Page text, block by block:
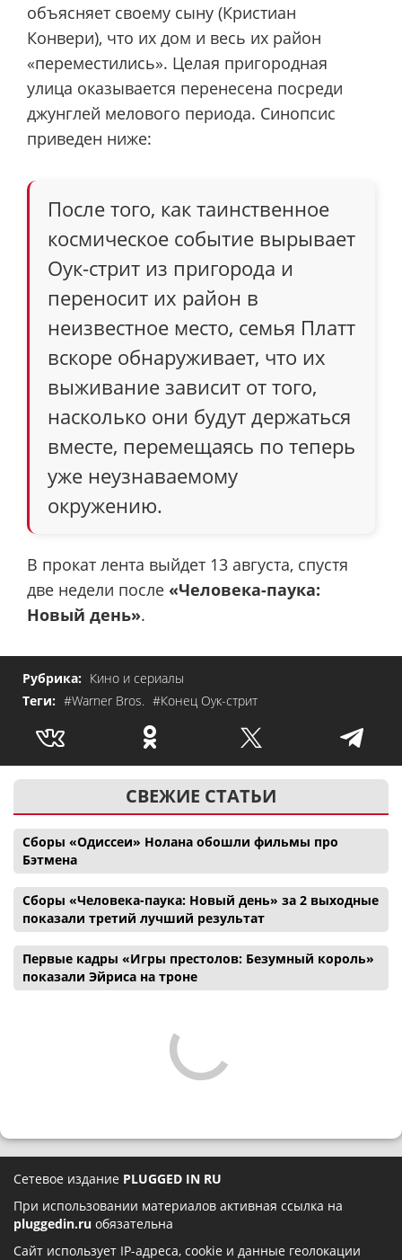
объясняет своему сыну (Кристиан
Конвери), что их дом и весь их район
«переместились». Целая пригородная
улица оказывается перенесена посреди
джунглей мелового периода. Синопсис
приведен ниже:
После того, как таинственное
космическое событие вырывает
Оук-стрит из пригорода и
переносит их район в
неизвестное место, семья Платт
вскоре обнаруживает, что их
выживание зависит от того,
насколько они будут держаться
вместе, перемещаясь по теперь
уже неузнаваемому
окружению.
В прокат лента выйдет 13 августа, спустя
две недели после «Человека-паука:
Новый день».
Рубрика: Кино и сериалы
Теги: #Warner Bros. #Конец Оук-стрит
СВЕЖИЕ СТАТЬИ
Сборы «Одиссеи» Нолана обошли фильмы про
Бэтмена
Сборы «Человека-паука: Новый день» за 2 выходные
показали третий лучший результат
Первые кадры «Игры престолов: Безумный король»
показали Эйриса на троне
Сетевое издание PLUGGED IN RU
При использовании материалов активная ссылка на
pluggedin.ru обязательна
Сайт использует IP-адреса, cookie и данные геолокации